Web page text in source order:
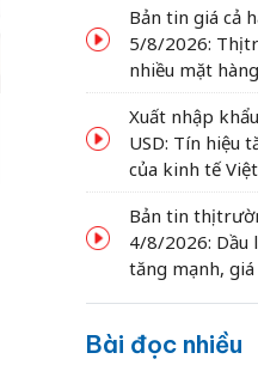
Bản tin giá cả
5/8/2026: Thị
nhiều mặt
Xuất nhập
USD: Tín hiệu
của kinh tế
Bản tin thị
4/8/2026: Dầu
tăng mạnh,
Bài đọc nhiều